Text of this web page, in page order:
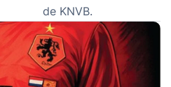
de KNVB.